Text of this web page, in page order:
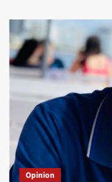
Opinion